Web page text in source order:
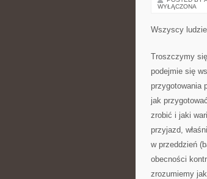
WYŁĄCZONA
Wszyscy
Troszczymy
podejmie się
przygotowania
jak
zrobić i jaki
przyjazd,
w przeddzień
obecności
zrozumiemy